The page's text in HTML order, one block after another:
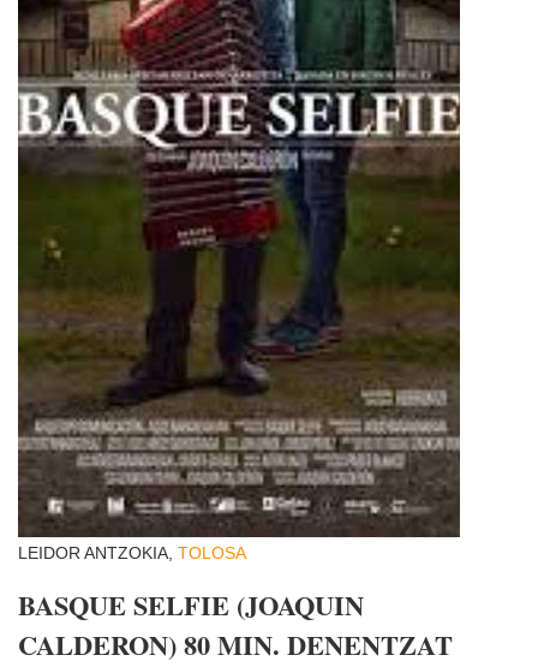
LEIDOR ANTZOKIA, TOLOSA
BASQUE SELFIE (JOAQUIN
CALDERON) 80 MIN. DENENTZAT